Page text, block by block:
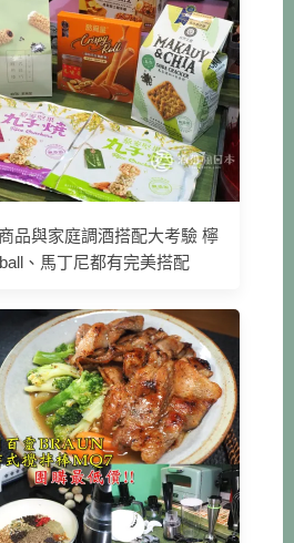
品與家庭調酒搭配大考驗 檸
、馬丁尼都有完美搭配